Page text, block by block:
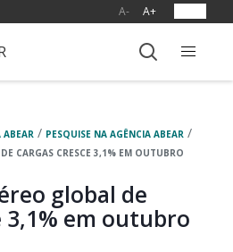
A- A+
ABEAR / PESQUISE NA AGÊNCIA ABEAR /
CARGAS CRESCE 3,1% EM OUTUBRO
global de
3,1% em outubro